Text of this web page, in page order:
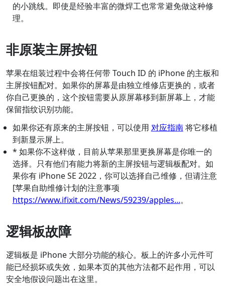
的小跳线。即使是经验丰富的微焊工也常常避免做这种修
理。
非原装主屏按钮
苹果在组装过程中会将任何带 Touch ID 的 iPhone 的主板和
主屏按钮配对。如果你的屏幕是由独立维修店更换的，或者
你自己更换的，这个按钮需要从原屏幕移到新屏幕上，才能
保留指纹识别功能。
如果你还有原来的主屏按钮，可以使用 对应指南将它移植
到新显示屏上。
* 如果你不这样做，目前从苹果那里更换屏幕是你唯一的
选择。只有他们有能力将新的主屏按钮与逻辑板配对。如
果你有 iPhone SE 2022，你可以选择自己维修，但请注意
[苹果自助维修计划的注意事项
https://www.ifixit.com/News/59239/apples...。
逻辑板故障
逻辑板是 iPhone 大部分功能的核心。板上的许多小元件可
能已经损坏或失效，如果本页的其他方法都不起作用，可以
安全地假设问题出在这里。